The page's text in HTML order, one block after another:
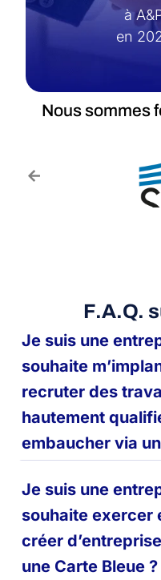
à
en
Nous sommes
F.A.Q.
Je suis une
souhaite
recruter des
hautement
embaucher via
Je suis une
souhaite exercer
créer
une Carte Bleue ?